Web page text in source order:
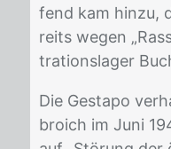
fend kam hin­zu,
reits we­gen
tra­ti­ons­la­ger
Die Ge­sta­po
broich im Juni